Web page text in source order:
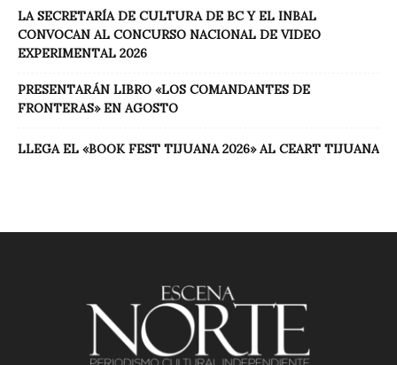
LA SECRETARÍA DE CULTURA DE BC Y EL INBAL
CONVOCAN AL CONCURSO NACIONAL DE VIDEO
EXPERIMENTAL 2026
PRESENTARÁN LIBRO «LOS COMANDANTES DE
FRONTERAS» EN AGOSTO
LLEGA EL «BOOK FEST TIJUANA 2026» AL CEART TIJUANA